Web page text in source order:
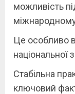
можливість
міжнародному
Це особливо
національної
Стабільна
ключовий